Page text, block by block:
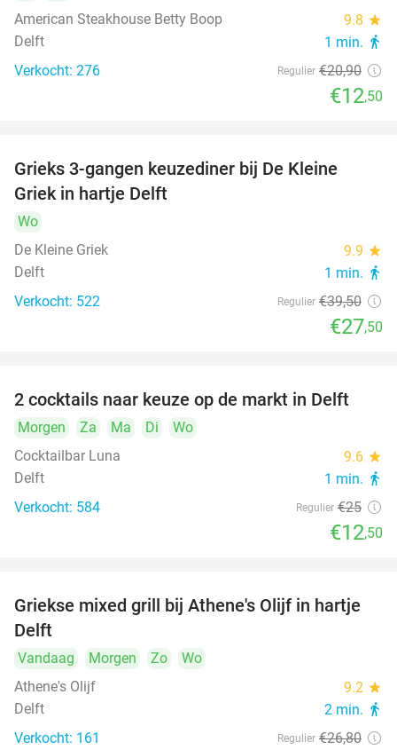
American Steakhouse Betty Boop
9.8 star
Delft 1 min. directions_walk
Verkocht: 276 Regulier €20,90
€12,50
Grieks 3-gangen keuzediner bij De Kleine
Griek in hartje Delft
Wo
De Kleine Griek
9.9 star
Delft 1 min. directions_walk
Verkocht: 522 Regulier €39,50
€27,50
50%
2 cocktails naar keuze op de markt in Delft
Morgen Za Ma Di
Wo
Cocktailbar Luna
9.6 star
Delft 1 min. directions_walk
Verkocht: 584 Regulier €25
€12,50
26%
Griekse mixed grill bij Athene's Olijf in hartje
Delft
Vandaag Morgen Zo
Wo
Athene's Olijf
9.2 star
Delft 2 min. directions_walk
Verkocht: 161 Regulier €26,80